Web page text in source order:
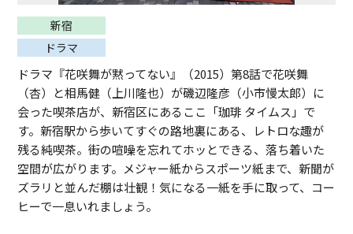
新宿
ドラマ
ドラマ『花咲舞が黙ってない』（2015）第8話で花咲舞
（杏）と相馬健（上川隆也）が磯辺隆彦（小市慢太郎）に
会った喫茶店が、新宿区にあるここ「珈琲 タイムス」で
す。新宿駅から歩いてすぐの路地裏にある、レトロな趣が
残る純喫茶。街の喧噪を忘れてホッとできる、落ち着いた
空間が広がります。メジャー紙からスポーツ紙まで、新聞が
ズラリと並んだ棚は壮観！気になる一紙を手に取って、コー
ヒーで一息いれましょう。